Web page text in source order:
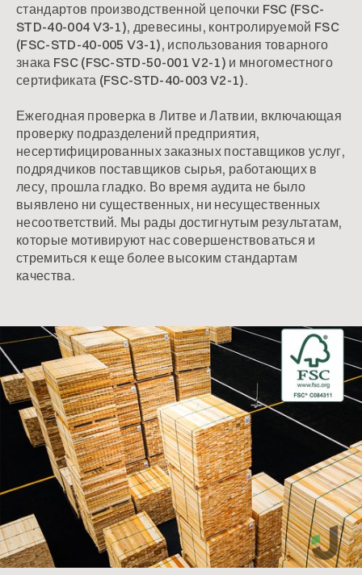
стандартов производственной цепочки FSC (FSC-
STD-40-004 V3-1), древесины, контролируемой FSC
(FSC-STD-40-005 V3-1), использования товарного
знака FSC (FSC-STD-50-001 V2-1) и многоместного
сертификата (FSC-STD-40-003 V2-1).
Ежегодная проверка в Литве и Латвии, включающая
проверку подразделений предприятия,
несертифицированных заказных поставщиков услуг,
подрядчиков поставщиков сырья, работающих в
лесу, прошла гладко. Во время аудита не было
выявлено ни существенных, ни несущественных
несоответствий. Мы рады достигнутым результатам,
которые мотивируют нас совершенствоваться и
стремиться к еще более высоким стандартам
качества.